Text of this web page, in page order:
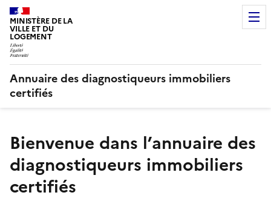
MINISTÈRE DE LA
VILLE ET DU
LOGEMENT
Annuaire des diagnostiqueurs immobiliers
certifiés
Bienvenue dans l’annuaire des
diagnostiqueurs immobiliers
certifiés